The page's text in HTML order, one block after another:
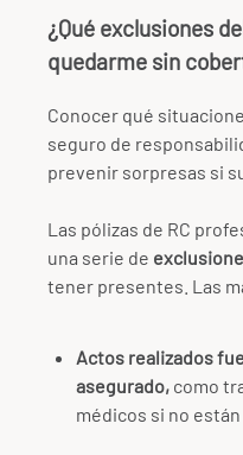
¿Qué exclusiones
quedarme sin
Conocer qué
seguro de
prevenir sorpresas si
Las pólizas de RC
una serie de
tener presentes. Las
Actos realizados
asegurado, como
médicos si no están